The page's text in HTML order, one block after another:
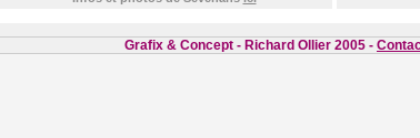
Grafix & Concept - Richard Ollier 2005 -